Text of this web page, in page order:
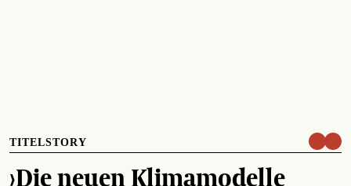
TITELSTORY
›Die neuen Klimamodelle